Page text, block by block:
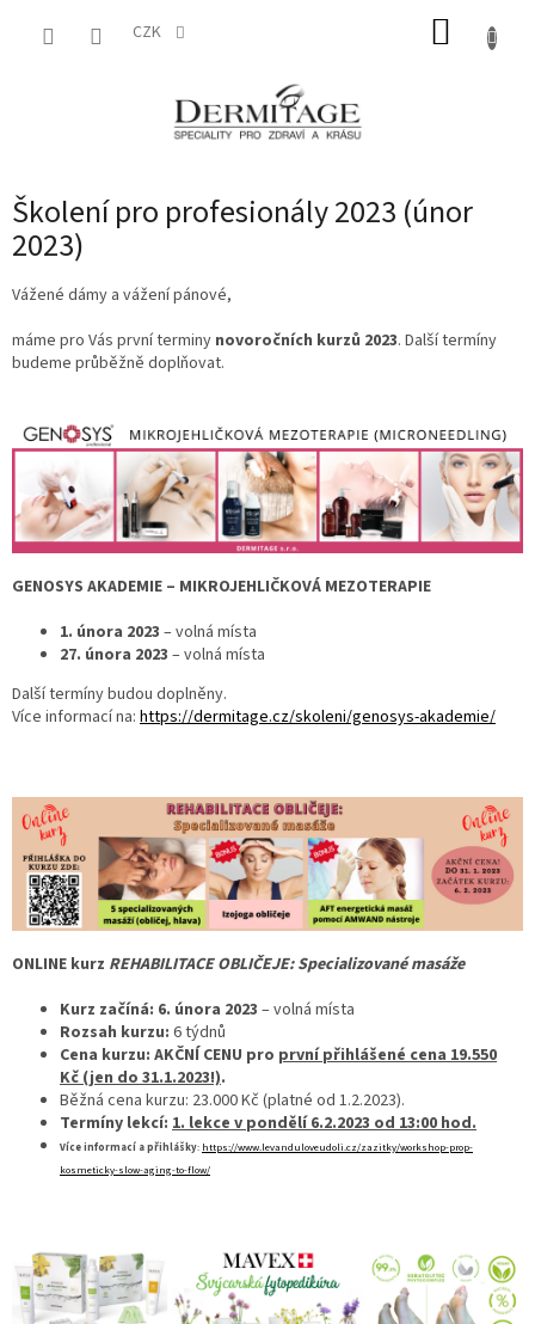
CZK
Školení pro profesionály 2023 (únor
2023)
Vážené dámy a vážení pánové,
máme pro Vás první terminy novoročních kurzů 2023. Další termíny
budeme průběžně doplňovat.
GENOSYS AKADEMIE – MIKROJEHLIČKOVÁ MEZOTERAPIE
1. února 2023 – volná místa
27. února 2023 – volná místa
Další termíny budou doplněny.
Více informací na: https://dermitage.cz/skoleni/genosys-akademie/
ONLINE kurz REHABILITACE OBLIČEJE: Specializované masáže
Kurz začíná: 6. února 2023 – volná místa
Rozsah kurzu: 6 týdnů
Cena kurzu: AKČNÍ CENU pro první přihlášené cena 19.550
Kč (jen do 31.1.2023!).
Běžná cena kurzu: 23.000 Kč (platné od 1.2.2023).
Termíny lekcí: 1. lekce v pondělí 6.2.2023 od 13:00 hod.
Více informací a přihlášky: https://www.levanduloveudoli.cz/zazitky/workshop-prop-
kosmeticky-slow-aging-to-flow/